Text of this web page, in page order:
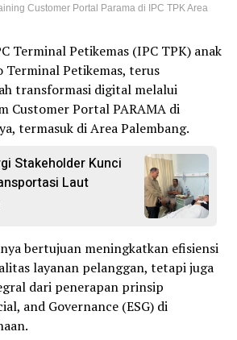
Customer Portal Parama di IPC TPK Area
Terminal Petikemas (IPC TPK) anak
Terminal Petikemas, terus
transformasi digital melalui
Customer Portal PARAMA di
termasuk di Area Palembang.
Stakeholder Kunci
Laut
bertujuan meningkatkan efisiensi
layanan pelanggan, tetapi juga
dari penerapan prinsip
and Governance (ESG) di